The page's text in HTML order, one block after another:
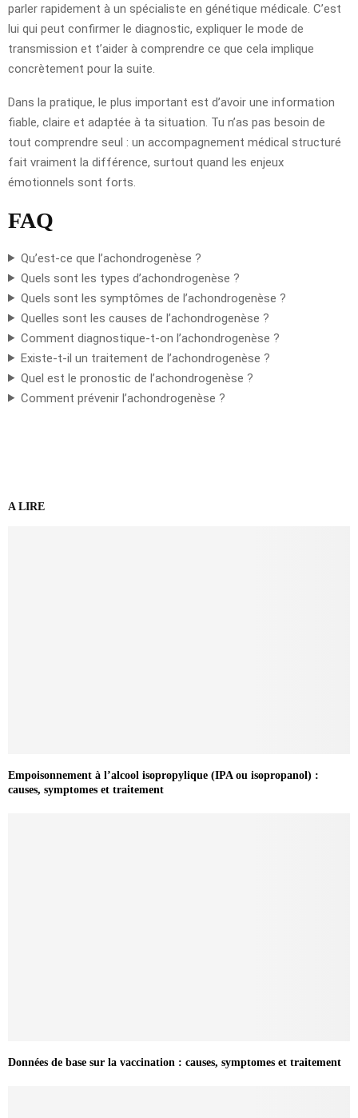
parler rapidement à un spécialiste en génétique médicale. C’est
lui qui peut confirmer le diagnostic, expliquer le mode de
transmission et t’aider à comprendre ce que cela implique
concrètement pour la suite.
Dans la pratique, le plus important est d’avoir une information
fiable, claire et adaptée à ta situation. Tu n’as pas besoin de
tout comprendre seul : un accompagnement médical structuré
fait vraiment la différence, surtout quand les enjeux
émotionnels sont forts.
FAQ
Qu’est-ce que l’achondrogenèse ?
Quels sont les types d’achondrogenèse ?
Quels sont les symptômes de l’achondrogenèse ?
Quelles sont les causes de l’achondrogenèse ?
Comment diagnostique-t-on l’achondrogenèse ?
Existe-t-il un traitement de l’achondrogenèse ?
Quel est le pronostic de l’achondrogenèse ?
Comment prévenir l’achondrogenèse ?
A LIRE
Empoisonnement à l’alcool isopropylique (IPA ou isopropanol) :
causes, symptomes et traitement
Données de base sur la vaccination : causes, symptomes et traitement